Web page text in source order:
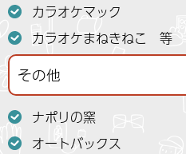
カラオケマック
カラオケまねきねこ 等
その他
ナポリの窯
オートバックス